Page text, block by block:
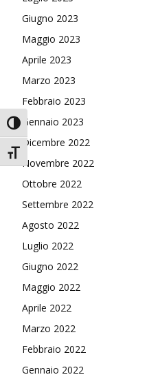
Attiva/disattiva alto contrasto
Attiva/disattiva dimensione testo
Giugno 2023
Maggio 2023
Aprile 2023
Marzo 2023
Febbraio 2023
Gennaio 2023
Dicembre 2022
Novembre 2022
Ottobre 2022
Settembre 2022
Agosto 2022
Luglio 2022
Giugno 2022
Maggio 2022
Aprile 2022
Marzo 2022
Febbraio 2022
Gennaio 2022